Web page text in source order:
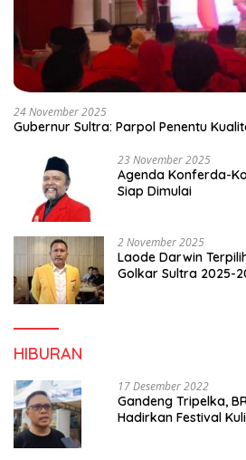
24 November 2025
Gubernur Sultra: Parpol Penentu
23 November 2025
Agenda Konferda-
Siap Dimulai
2 November 2025
Laode Darwin
Golkar Sultra 2025-
HIBURAN
17 Desember 2022
Gandeng Tripelka,
Hadirkan Festival